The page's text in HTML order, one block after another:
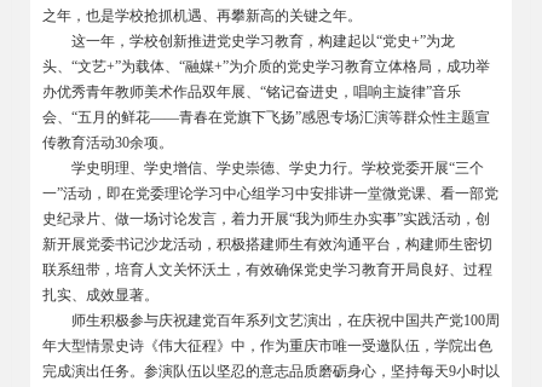
之年，也是学校抢抓机遇、再攀新高的关键之年。
这一年，学校创新推进党史学习教育，构建起以“党史+”为龙
头、“文艺+”为载体、“融媒+”为介质的党史学习教育立体格局，成功举
办优秀青年教师美术作品双年展、“铭记奋进史，唱响主旋律”音乐
会、“五月的鲜花——青春在党旗下飞扬”感恩专场汇演等群众性主题宣
传教育活动30余项。
学史明理、学史增信、学史崇德、学史力行。学校党委开展“三个
一”活动，即在党委理论学习中心组学习中安排讲一堂微党课、看一部党
史纪录片、做一场讨论发言，着力开展“我为师生办实事”实践活动，创
新开展党委书记沙龙活动，积极搭建师生有效沟通平台，构建师生密切
联系纽带，培育人文关怀沃土，有效确保党史学习教育开局良好、过程
扎实、成效显著。
师生积极参与庆祝建党百年系列文艺演出，在庆祝中国共产党100周
年大型情景史诗《伟大征程》中，作为重庆市唯一受邀队伍，学院出色
完成演出任务。参演队伍以坚忍的意志品质磨砺身心，坚持每天9小时以